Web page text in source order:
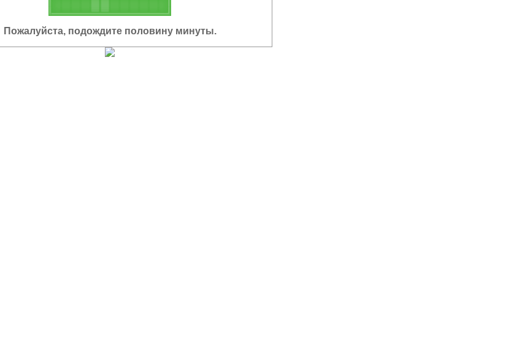
Пожалуйста, подождите половину минуты.